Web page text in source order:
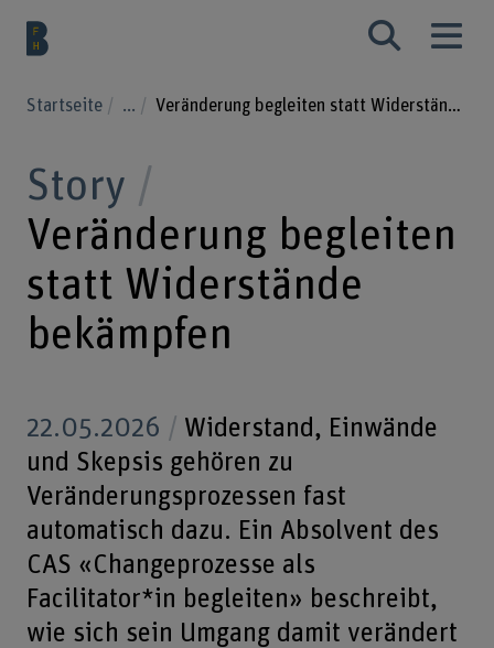
Startseite ... Veränderung begleiten statt Widerstände bekämpfen
Story
Veränderung begleiten
statt Widerstände
bekämpfen
22.05.2026
Widerstand, Einwände
und Skepsis gehören zu
Veränderungsprozessen fast
automatisch dazu. Ein Absolvent des
CAS «Changeprozesse als
Facilitator*in begleiten» beschreibt,
wie sich sein Umgang damit verändert